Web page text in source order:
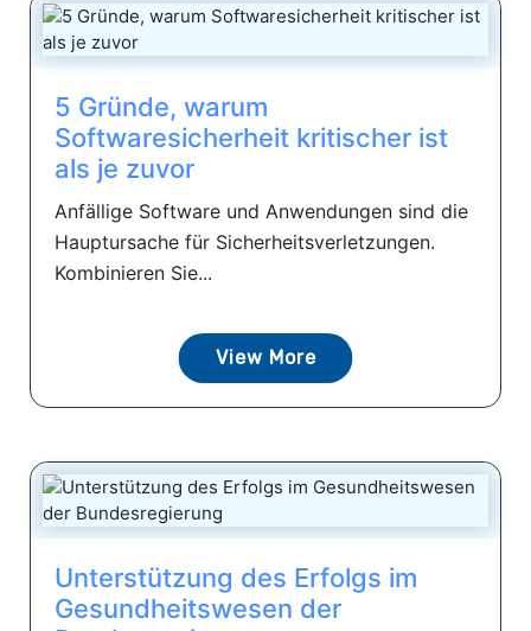
5 Gründe, warum
Softwaresicherheit kritischer ist
als je zuvor
Anfällige Software und Anwendungen sind die
Hauptursache für Sicherheitsverletzungen.
Kombinieren Sie...
View More
Unterstützung des Erfolgs im
Gesundheitswesen der